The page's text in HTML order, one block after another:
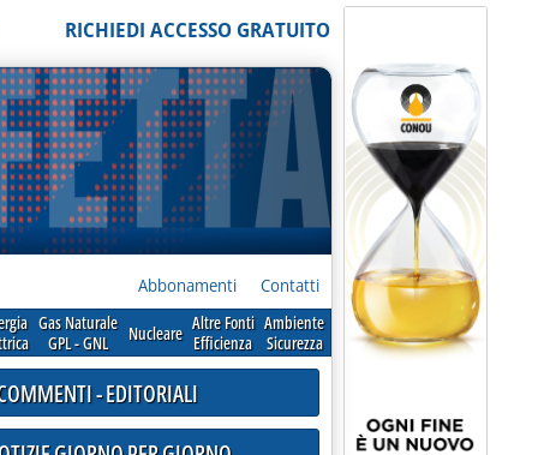
RICHIEDI ACCESSO GRATUITO
Abbonamenti Contatti
Gas Naturale
GPL - GNL
Nucleare Altre Fonti
Efficienza
Ambiente
Sicurezza
- EDITORIALI